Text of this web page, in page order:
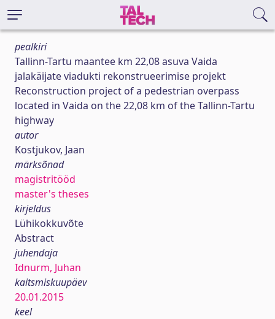
pealkiri
Tallinn-Tartu maantee km 22,08 asuva Vaida
jalakäijate viadukti rekonstrueerimise projekt
Reconstruction project of a pedestrian overpass
located in Vaida on the 22,08 km of the Tallinn-Tartu
highway
autor
Kostjukov, Jaan
märksõnad
magistritööd
master's theses
kirjeldus
Lühikokkuvõte
Abstract
juhendaja
Idnurm, Juhan
kaitsmiskuupäev
20.01.2015
keel